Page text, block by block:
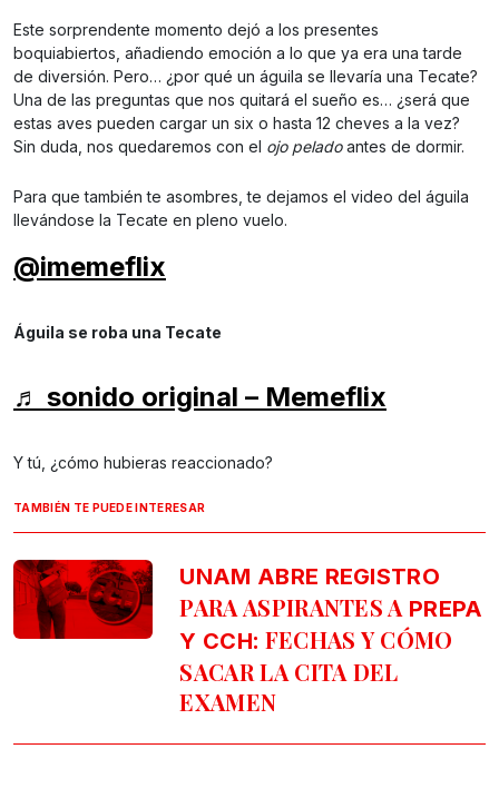
Este sorprendente momento dejó a los presentes
boquiabiertos, añadiendo emoción a lo que ya era una tarde
de diversión. Pero… ¿por qué un águila se llevaría una Tecate?
Una de las preguntas que nos quitará el sueño es… ¿será que
estas aves pueden cargar un six o hasta 12 cheves a la vez?
Sin duda, nos quedaremos con el ojo peladoantes de dormir.
Para que también te asombres, te dejamos el video del águila
llevándose la Tecate en pleno vuelo.
@imemeflix
Águila se roba una Tecate
♬ sonido original – Memeflix
Y tú, ¿cómo hubieras reaccionado?
TAMBIÉN TE PUEDE INTERESAR
UNAM ABRE REGISTRO
PARA ASPIRANTES A PREPA
Y CCH: FECHAS Y CÓMO
SACAR LA CITA DEL
EXAMEN